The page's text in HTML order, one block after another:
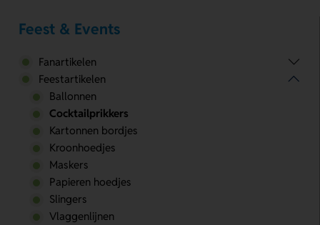
Feest & Events
Fanartikelen
Feestartikelen
Ballonnen
Cocktailprikkers
Kartonnen bordjes
Kroonhoedjes
Maskers
Papieren hoedjes
Slingers
Vlaggenlijnen